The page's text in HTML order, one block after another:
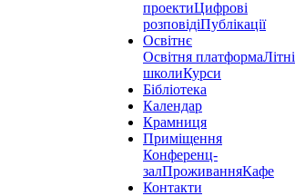
проектиЦифрові
розповідіПублікації
Освітнє
Освітня платформаЛітні
школиКурси
Бібліотека
Календар
Крамниця
Приміщення
Конференц-
залПроживанняКафе
Контакти